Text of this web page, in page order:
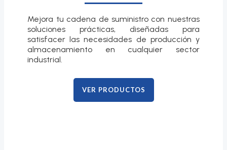
Mejora tu cadena de suministro con nuestras
soluciones prácticas, diseñadas para
satisfacer las necesidades de producción y
almacenamiento en cualquier sector
industrial.
VER PRODUCTOS